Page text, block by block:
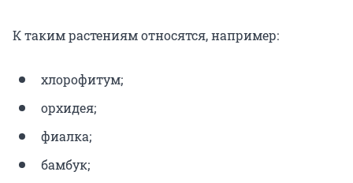
К таким растениям относятся, например:
хлорофитум;
орхидея;
фиалка;
бамбук;